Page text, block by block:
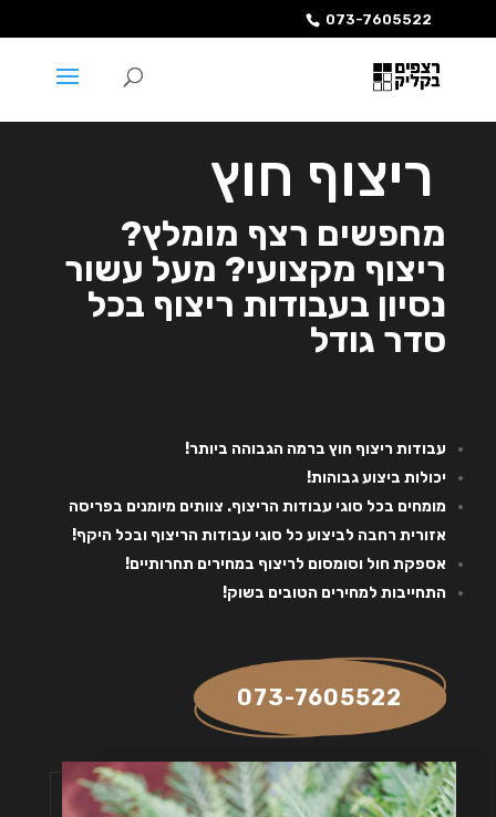
073-7605522
ריצוף חוץ
מחפשים רצף מומלץ?
ריצוף מקצועי? מעל עשור
נסיון בעבודות ריצוף בכל
סדר גודל
עבודות ריצוף חוץ ברמה הגבוהה ביותר!
יכולות ביצוע גבוהות!
מומחים בכל סוגי עבודות הריצוף. צוותים מיומנים בפריסה
אזורית רחבה לביצוע כל סוגי עבודות הריצוף ובכל היקף!
אספקת חול וסומסום לריצוף במחירים תחרותיים!
התחייבות למחירים הטובים בשוק!
073-7605522